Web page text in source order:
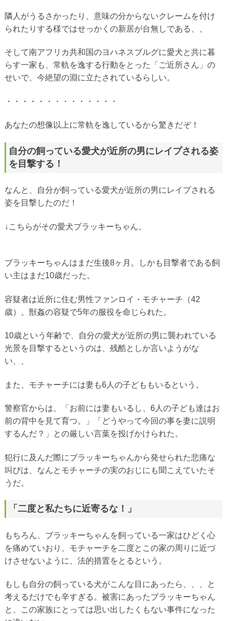
隣人がうるさかったり、意味の分からないクレームを付け
られたりする様ではせっかくの新居が台無しである、、
そして南アフリカ共和国のヨハネスブルグに愛犬と共に暮
らす一家も、常軌を逸する行動をとった「ご近所さん」の
せいで、今絶望の淵に立たされているらしい。
・・・・・・・・・・・・・・
あなたの想像以上に常軌を逸しているから驚きだぞ！
自分の飼っている愛犬が近所の男にレイプされる姿
を目撃する！
なんと、自分が飼っている愛犬が近所の男にレイプされる
姿を目撃したのだ！
↓こちらがその愛犬ブラッキーちゃん。
ブラッキーちゃんはまだ生後8ヶ月。しかも目撃者である飼
い主はまだ10歳だった。
容疑者は近所に住む男性ファンロイ・モチャーチ（42
歳）。獣姦の容疑で5年の服役を命じられた。
10歳という年齢で、自分の愛犬が近所の男に襲われている
光景を目撃するというのは、残酷としか言いようがな
い、、
また、モチャーチには妻も6人の子どももいるという。
警察官からは、「お前には妻もいるし、6人の子ども達はお
前の背中を見て育つ。」「どうやって今回の事を妻に説明
するんだ？」との厳しい言葉を投げかけられた。
犯行に及んだ際にブラッキーちゃんから発せられた悲痛な
叫びは、なんとモチャーチの実のおじにも聞こえていたそ
うだ。
「二度と私たちに近寄るな！」
もちろん、ブラッキーちゃんを飼っている一家はひどく心
を痛めていおり、モチャーチを二度とこの家の周りに近づ
けさせないように、法的措置をとるという。
もしも自分の飼っている犬がこんな目にあったら、、、と
考えるだけでも辛すぎる。被害にあったブラッキーちゃん
と、この家族にとっては思い出したくもない事件になった